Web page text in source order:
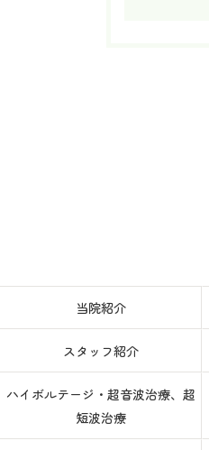
当院紹介
スタッフ紹介
ハイボルテージ・超音波治療、超
短波治療